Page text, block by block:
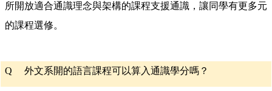
所開放適合通識理念與架構的課程支援通識，讓同學有更多元
的課程選修。
Q 外文系開的語言課程可以算入通識學分嗎？